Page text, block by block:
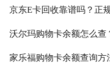
京东E卡回收靠谱吗？正
沃尔玛购物卡余额怎么查
家乐福购物卡余额查询方